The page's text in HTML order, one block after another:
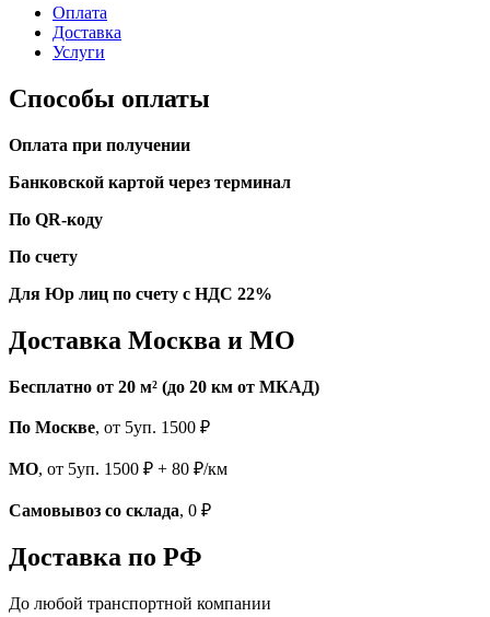
Оплата
Доставка
Услуги
Способы оплаты
Оплата при получении
Банковской картой через терминал
По QR-коду
По счету
Для Юр лиц по счету с НДС 22%
Доставка Москва и МО
Бесплатно от 20 м² (до 20 км от МКАД)
По Москве, от 5уп. 1500 ₽
МО, от 5уп. 1500 ₽ + 80 ₽/км
Самовывоз со склада, 0 ₽
Доставка по РФ
До любой транспортной компании